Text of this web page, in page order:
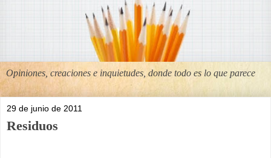
Opiniones, creaciones e inquietudes, donde todo es lo que parece
29 de junio de 2011
Residuos